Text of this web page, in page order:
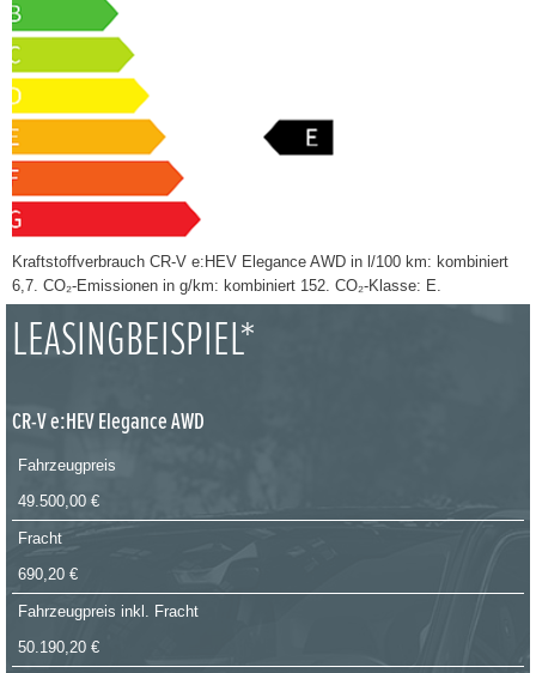
Kraftstoffverbrauch CR-V e:HEV Elegance AWD in l/100 km: kombiniert
6,7. CO₂-Emissionen in g/km: kombiniert 152. CO₂-Klasse: E.
LEASINGBEISPIEL*
CR-V e:HEV Elegance AWD
Fahrzeugpreis
49.500,00 €
Fracht
690,20 €
Fahrzeugpreis inkl. Fracht
50.190,20 €